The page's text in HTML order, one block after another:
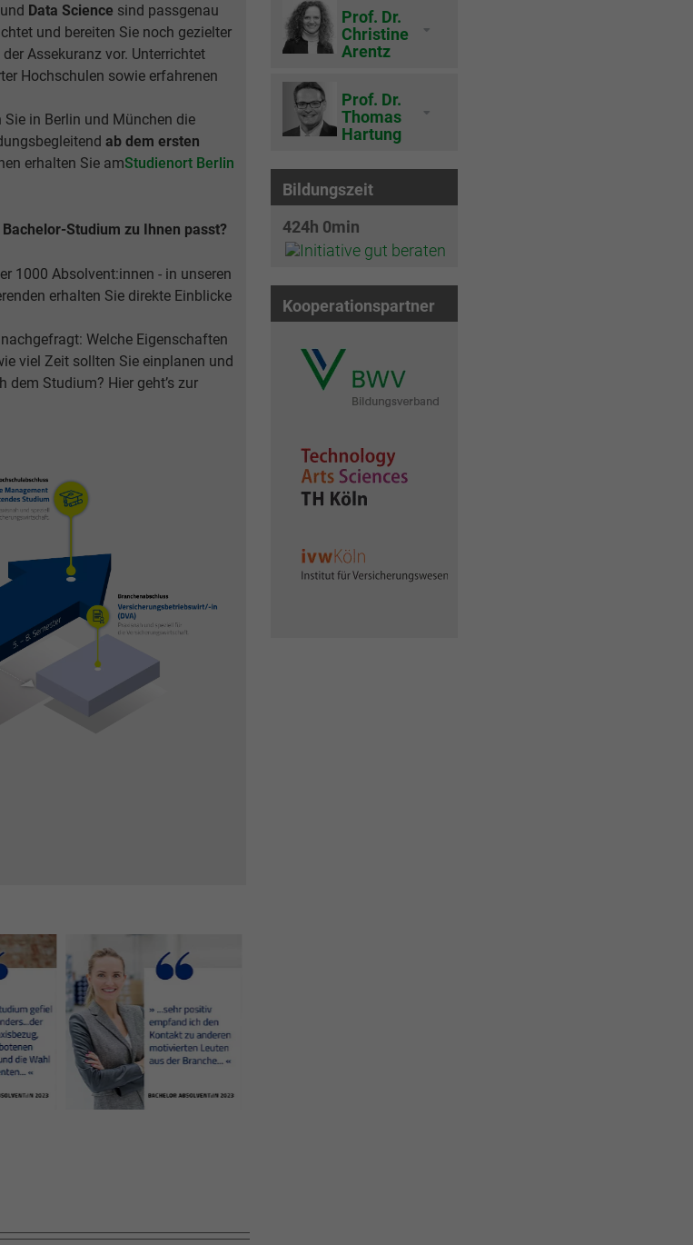
und Data Science sind passgenau
und bereiten Sie noch gezielter
Assekuranz vor. Unterrichtet
Hochschulen sowie erfahrenen
in Berlin und München die
ab dem ersten
erhalten Sie amStudienort Berlin
Studium zu Ihnen passt?
1000 Absolvent:innen - in unseren
erhalten Sie direkte Einblicke
Welche Eigenschaften
viel Zeit sollten Sie einplanen und
dem Studium? Hier geht’s zur
Prof. Dr.
Christine
Arentz
Prof. Dr.
Thomas
Hartung
Bildungszeit
424h 0min
Kooperationspartner